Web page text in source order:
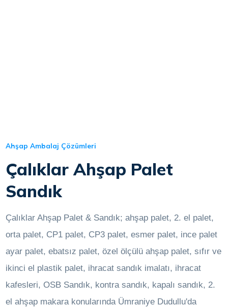
Ahşap Ambalaj Çözümleri
Çalıklar Ahşap Palet
Sandık
Çalıklar Ahşap Palet & Sandık; ahşap palet, 2. el palet,
orta palet, CP1 palet, CP3 palet, esmer palet, ince palet
ayar palet, ebatsız palet, özel ölçülü ahşap palet, sıfır ve
ikinci el plastik palet, ihracat sandık imalatı, ihracat
kafesleri, OSB Sandık, kontra sandık, kapalı sandık, 2.
el ahşap makara konularında Ümraniye Dudullu'da